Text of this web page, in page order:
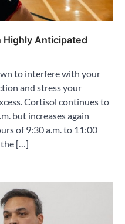
Highly Anticipated
to interfere with your
and stress your
Cortisol continues to
but increases again
of 9:30 a.m. to 11:00
the […]